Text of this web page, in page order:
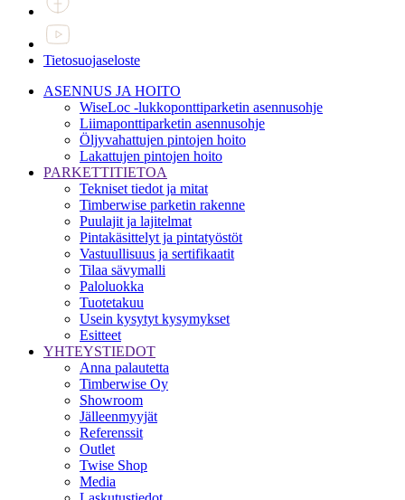
Tietosuojaseloste
ASENNUS JA HOITO
WiseLoc -lukkoponttiparketin asennusohje
Liimaponttiparketin asennusohje
Öljyvahattujen pintojen hoito
Lakattujen pintojen hoito
PARKETTITIETOA
Tekniset tiedot ja mitat
Timberwise parketin rakenne
Puulajit ja lajitelmat
Pintakäsittelyt ja pintatyöstöt
Vastuullisuus ja sertifikaatit
Tilaa sävymalli
Paloluokka
Tuotetakuu
Usein kysytyt kysymykset
Esitteet
YHTEYSTIEDOT
Anna palautetta
Timberwise Oy
Showroom
Jälleenmyyjät
Referenssit
Outlet
Twise Shop
Media